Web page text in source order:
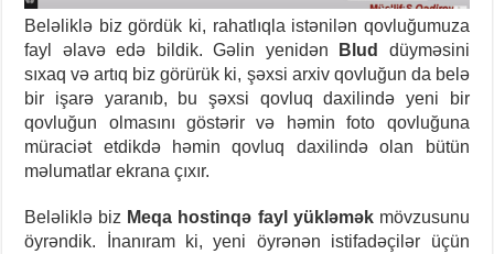
Beləliklə biz gördük ki, rahatlıqla istənilən qovluğumuza
fayl əlavə edə bildik. Gəlin yenidən
Blud
düyməsini
sıxaq və artıq biz görürük ki, şəxsi arxiv qovluğun da belə
bir işarə yaranıb, bu şəxsi qovluq daxilində yeni bir
qovluğun olmasını göstərir və həmin foto qovluğuna
müraciət etdikdə həmin qovluq daxilində olan bütün
məlumatlar ekrana çıxır.
Beləliklə biz Meqa hostinqə fayl yükləməkmövzusunu
öyrəndik. İnanıram ki, yeni öyrənən istifadəçilər üçün